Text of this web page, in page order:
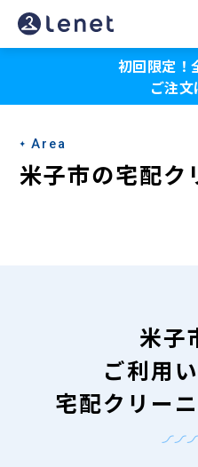
米
子
の
宅
配
初回限定！
ご注
Area
米子市の宅配ク
米子
ご利用
宅配クリー